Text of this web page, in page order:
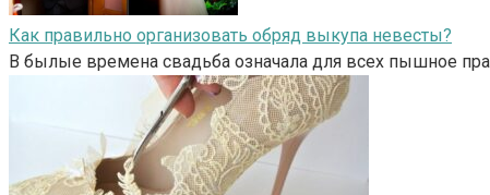
Как правильно организовать обряд выкупа невесты?
В былые времена свадьба означала для всех пышное